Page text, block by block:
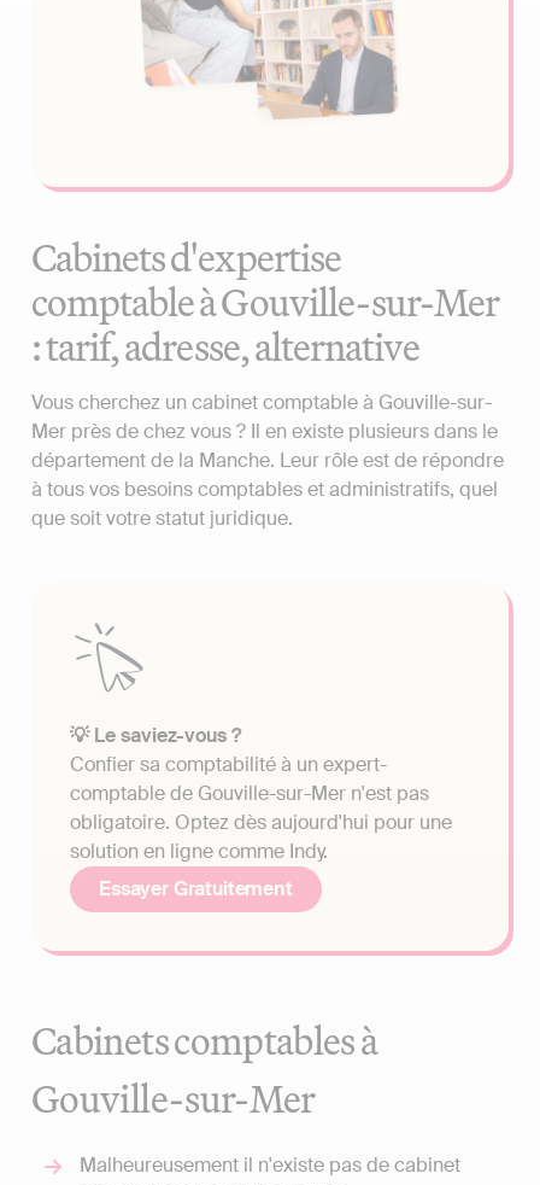
Cabinets d'expertise
comptable à Gouville-sur-Mer
: tarif, adresse, alternative
Vous cherchez un cabinet comptable à Gouville-sur-
Mer près de chez vous ? Il en existe plusieurs dans le
département de la Manche. Leur rôle est de répondre
à tous vos besoins comptables et administratifs, quel
que soit votre statut juridique.
💡 Le saviez-vous ?
Confier sa comptabilité à un expert-
comptable de Gouville-sur-Mer n'est pas
obligatoire. Optez dès aujourd'hui pour une
solution en ligne comme Indy.
Essayer Gratuitement
Cabinets comptables à
Gouville-sur-Mer
Malheureusement il n'existe pas de cabinet